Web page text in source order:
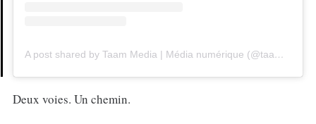
A post shared by Taam Media | Média numérique (@taammedia)
Deux voies. Un chemin.